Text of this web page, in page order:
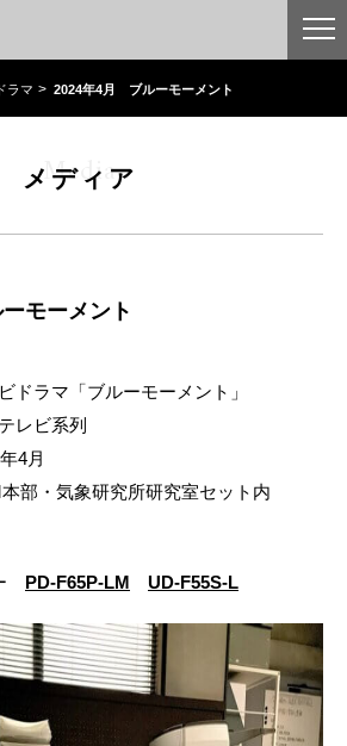
ドラマ 2024年4月 ブルーモーメント
メディア
Media
モーメント
マ「ブルーモーメント」
ビ系列
4月
・気象研究所研究室セット内
PD-F65P-LM UD-F55S-L